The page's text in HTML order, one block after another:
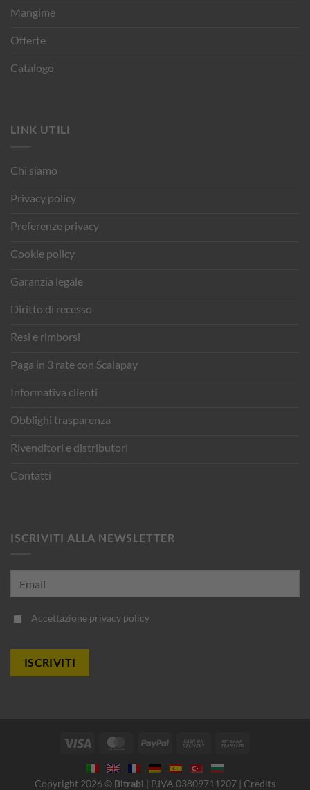
Mangime
Offerte
Catalogo
LINK UTILI
Chi siamo
Privacy policy
Preferenze privacy
Cookie policy
Garanzia legale
Diritto di recesso
Resi e rimborsi
Paga in 3 rate con Scalapay
Informativa clienti
Obblighi trasparenza
Rivenditori e distributori
Contatti
ISCRIVITI ALLA NEWSLETTER
Accettazione privacy policy
Visa MasterCardPayPal
Cash
Delivery
Copyright 2026 © Bitrabi | P.IVA 03809711207 | Credits